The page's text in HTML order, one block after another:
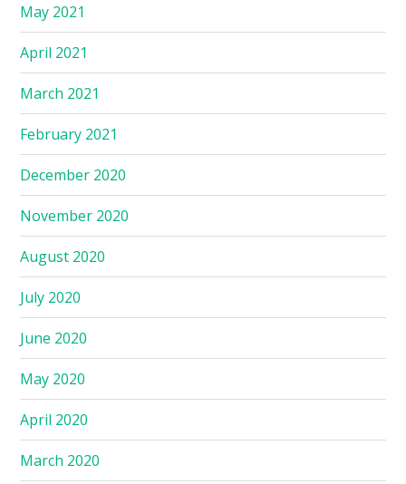
May 2021
April 2021
March 2021
February 2021
December 2020
November 2020
August 2020
July 2020
June 2020
May 2020
April 2020
March 2020